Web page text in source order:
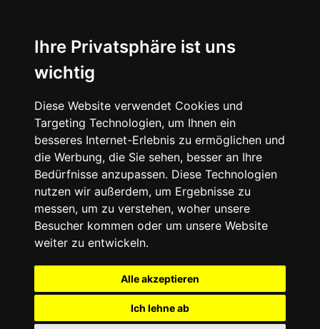
Ihre Privatsphäre ist uns
wichtig
Diese Website verwendet Cookies und
Targeting Technologien, um Ihnen ein
besseres Internet-Erlebnis zu ermöglichen und
die Werbung, die Sie sehen, besser an Ihre
Bedürfnisse anzupassen. Diese Technologien
nutzen wir außerdem, um Ergebnisse zu
messen, um zu verstehen, woher unsere
Besucher kommen oder um unsere Website
weiter zu entwickeln.
Alle akzeptieren
Ich lehne ab